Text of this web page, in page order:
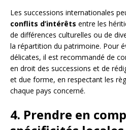
Les successions internationales
conflits d’intérêts entre les
de différences culturelles ou de
la répartition du patrimoine. Pour
délicates, il est recommandé de
en droit des successions et de
et due forme, en respectant les
chaque pays concerné.
4. Prendre en